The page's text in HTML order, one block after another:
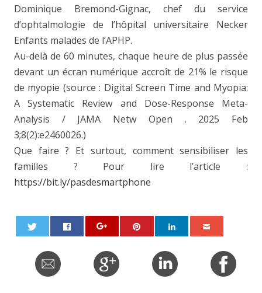
Dominique Bremond-Gignac, chef du service
d’ophtalmologie de l’hôpital universitaire Necker
Enfants malades de l’APHP.
Au-delà de 60 minutes, chaque heure de plus passée
devant un écran numérique accroît de 21% le risque
de myopie (source : Digital Screen Time and Myopia:
A Systematic Review and Dose-Response Meta-
Analysis / JAMA Netw Open . 2025 Feb
3;8(2):e2460026.)
Que faire ? Et surtout, comment sensibiliser les
familles ? Pour lire l’article :
https://bit.ly/pasdesmartphone